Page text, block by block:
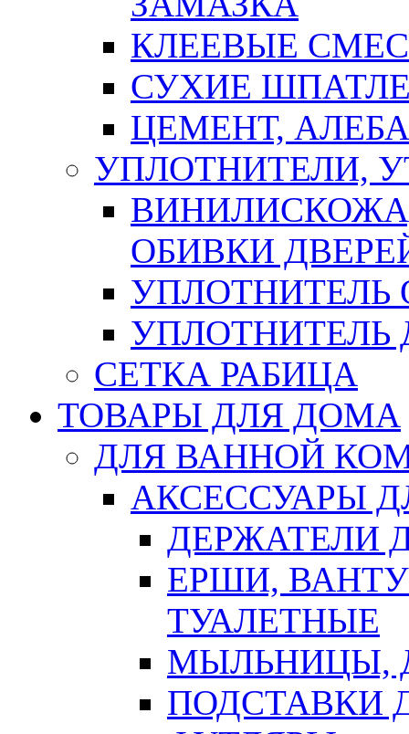
КЛЕЕВЫЕ
СУХИЕ
ЦЕМЕНТ,
УПЛОТНИТЕЛИ,
ОБИВКИ
УПЛОТНИТЕЛЬ
СЕТКА РАБИЦА
ТОВАРЫ ДЛЯ ДОМА
ДЛЯ ВАННОЙ
АКСЕССУАРЫ
ДЕРЖАТЕЛИ
ЕРШИ,
ТУАЛЕТНЫЕ
МЫЛЬНИЦЫ,
ПОДСТАВКИ